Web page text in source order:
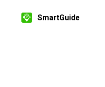
SmartGuide